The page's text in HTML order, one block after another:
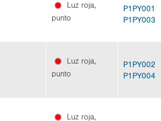
Luz roja,
punto
P1PY001
P1PY003
Luz roja,
punto
P1PY002
P1PY004
Luz roja,